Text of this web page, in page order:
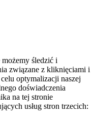
możemy śledzić i
związane z kliknięciami i
optymalizacji naszej
doświadczenia
na tej stronie
usług stron trzecich: